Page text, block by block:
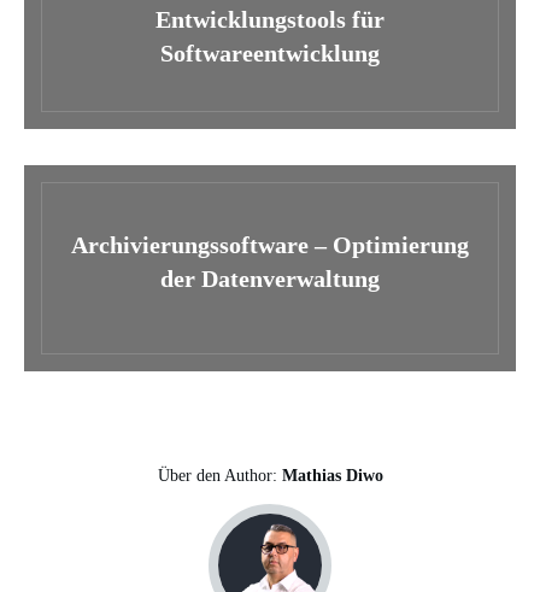
Entwicklungstools für
Softwareentwicklung
Archivierungssoftware – Optimierung
der Datenverwaltung
Über den Author: Mathias Diwo